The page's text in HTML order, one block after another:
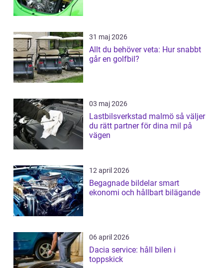
31 maj 2026
Allt du behöver veta: Hur snabbt
går en golfbil?
03 maj 2026
Lastbilsverkstad malmö så väljer
du rätt partner för dina mil på
vägen
12 april 2026
Begagnade bildelar smart
ekonomi och hållbart bilägande
06 april 2026
Dacia service: håll bilen i
toppskick